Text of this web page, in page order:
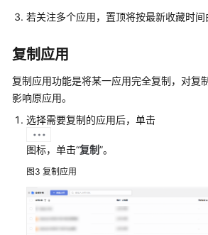
参
考
责
任
共
担
服
若关注多个应用，置顶将按最新收藏时间
复制应用
复制应用功能是将某一应用完全复制，对复
影响原应用。
选择需要复制的应用后，单击
图标，单击“复制”。
图3 复制应用